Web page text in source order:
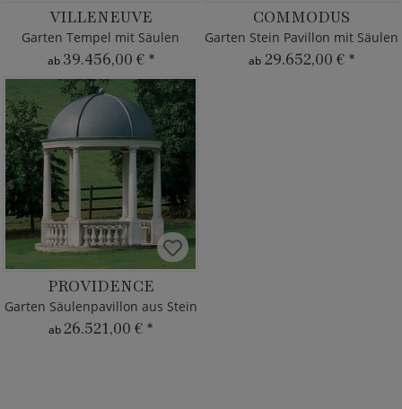
VILLENEUVE
Garten Tempel mit Säulen
ab 39.456,00 € *
COMMODUS
Garten Stein Pavillon mit Säulen
ab 29.652,00 € *
PROVIDENCE
Garten Säulenpavillon aus Stein
ab26.521,00 € *